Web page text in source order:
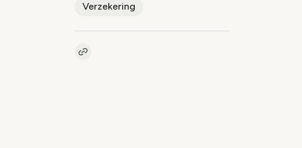
Verzekering
Kopieer link naar artikel